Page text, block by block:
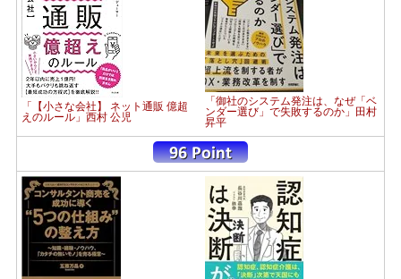
「【小さな会社】 ネット通販 億超
えのルール」西村 公児
「御社のシステム発注は、なぜ「ベ
ンダー選び」で失敗するのか」田村
昇平